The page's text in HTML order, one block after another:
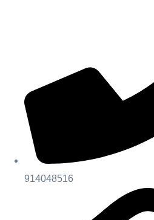
914048516